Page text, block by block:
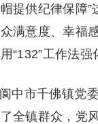
提供纪律保障
满意度、幸福
“132”工作法
中市千佛镇党
全镇群众，党